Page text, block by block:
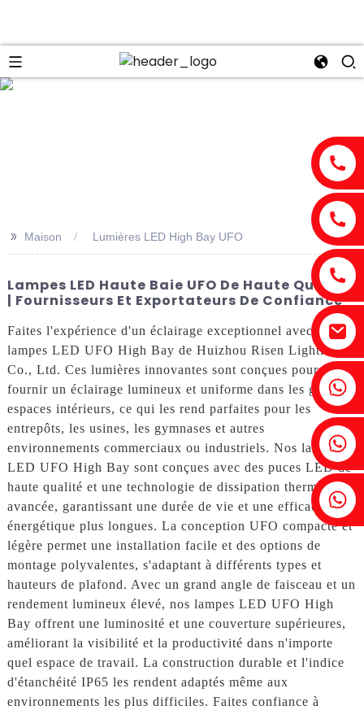
Fenia : +86 18607525299
Lierre : +86 18607522355
Tobin : +86 18818667168
>> Maison Lumières LED High Bay UFO
Lampes LED Haute Baie UFO De Haute Qualité
| Fournisseurs Et Exportateurs De Confiance
Faites l'expérience d'un éclairage exceptionnel avec nos
lampes LED UFO High Bay de Huizhou Risen Lighting
Co., Ltd. Ces lumières innovantes sont conçues pour
fournir un éclairage lumineux et uniforme dans les grands
espaces intérieurs, ce qui les rend parfaites pour les
entrepôts, les usines, les gymnases et autres
environnements commerciaux ou industriels. Nos lampes
LED UFO High Bay sont conçues avec des puces LED de
haute qualité et une technologie de dissipation thermique
avancée, garantissant une durée de vie et une efficacité
énergétique plus longues. La conception UFO compacte et
légère permet une installation facile et des options de
montage polyvalentes, s'adaptant à différents types et
hauteurs de plafond. Avec un grand angle de faisceau et un
rendement lumineux élevé, nos lampes LED UFO High
Bay offrent une luminosité et une couverture supérieures,
améliorant la visibilité et la productivité dans n'importe
quel espace de travail. La construction durable et l'indice
d'étanchéité IP65 les rendent adaptés même aux
environnements les plus difficiles. Faites confiance à